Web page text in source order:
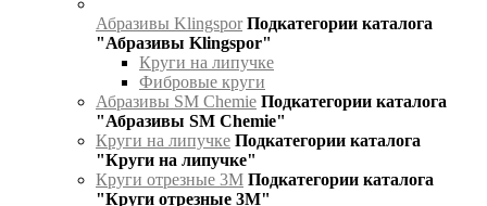
Абразивы Klingspor Подкатегории каталога
"Абразивы Klingspor"
Круги на липучке
Фибровые круги
Абразивы SM Chemie Подкатегории каталога
"Абразивы SM Chemie"
Круги на липучке Подкатегории каталога
"Круги на липучке"
Круги отрезные 3М Подкатегории каталога
"Круги отрезные 3М"